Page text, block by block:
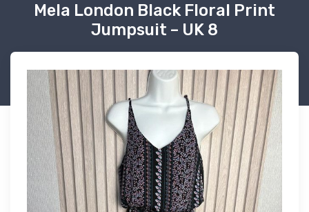
Mela London Black Floral Print
Jumpsuit – UK 8